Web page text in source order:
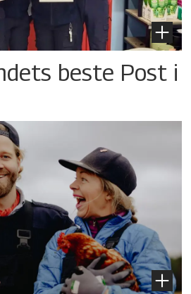
beste Post i